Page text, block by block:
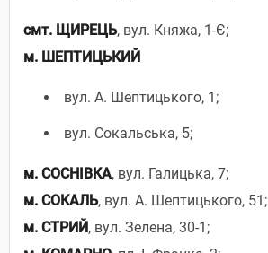
смт. ЩИРЕЦЬ, вул. Княжа, 1-Є;
м. ШЕПТИЦЬКИЙ
вул. А. Шептицького, 1;
вул. Сокальська, 5;
м. СОСНІВКА, вул. Галицька, 7;
м. СОКАЛЬ, вул. А. Шептицького, 51;
м. СТРИЙ, вул. Зелена, 30-1;